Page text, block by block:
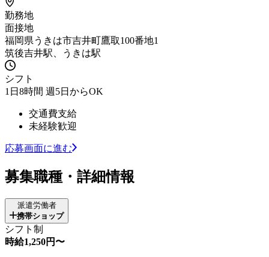
勤務地
面接地
福岡県うきは市吉井町鷹取100番地1
筑後吉井駅、うきは駅
シフト
1日8時間 週5日からOK
交通費支給
未経験歓迎
応募画面に進む
募集職種・詳細情報
派遣労働者
携帯ショップ
シフト制
時給1,250円〜